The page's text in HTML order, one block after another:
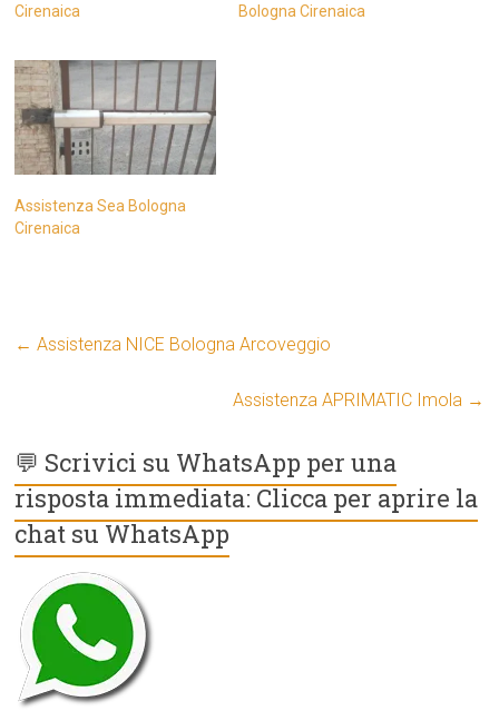
Cirenaica
Bologna Cirenaica
Assistenza Sea Bologna
Cirenaica
← Assistenza NICE Bologna Arcoveggio
Assistenza APRIMATIC Imola →
💬 Scrivici su WhatsApp per una
risposta immediata: Clicca per aprire la
chat su WhatsApp